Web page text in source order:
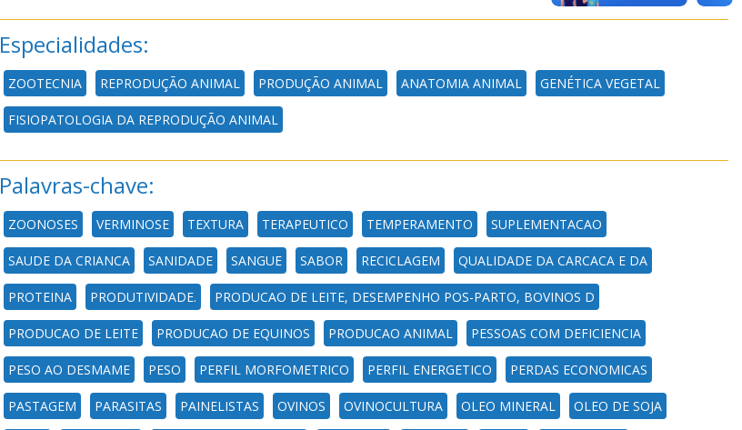
Especialidades:
ZOOTECNIA REPRODUÇÃO ANIMAL PRODUÇÃO ANIMAL ANATOMIA ANIMAL GENÉTICA VEGETAL
FISIOPATOLOGIA DA REPRODUÇÃO ANIMAL
Palavras-chave:
ZOONOSES VERMINOSE TEXTURA TERAPEUTICO TEMPERAMENTO SUPLEMENTACAO
SAUDE DA CRIANCA SANIDADE SANGUE SABOR RECICLAGEM QUALIDADE DA CARCACA E DA
PROTEINA PRODUTIVIDADE. PRODUCAO DE LEITE, DESEMPENHO POS-PARTO, BOVINOS D
PRODUCAO DE LEITE PRODUCAO DE EQUINOS PRODUCAO ANIMAL PESSOAS COM DEFICIENCIA
PESO AO DESMAME PESO PERFIL MORFOMETRICO PERFIL ENERGETICO PERDAS ECONOMICAS
PASTAGEM PARASITAS PAINELISTAS OVINOS OVINOCULTURA OLEO MINERAL OLEO DE SOJA